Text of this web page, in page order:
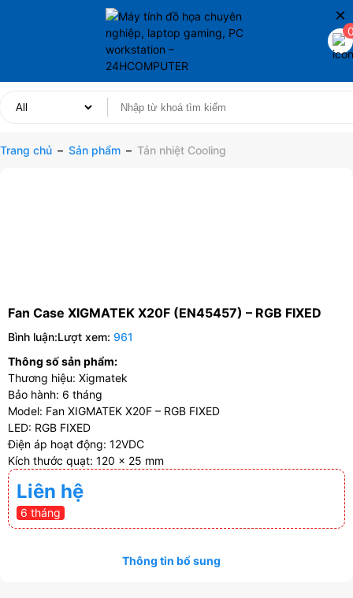
Trang chủ – Sản phẩm – Tản nhiệt Cooling
Fan Case XIGMATEK X20F (EN45457) – RGB FIXED
Bình luận:Lượt xem: 961
Thông số sản phẩm:
Thương hiệu: Xigmatek
Bảo hành: 6 tháng
Model: Fan XIGMATEK X20F – RGB FIXED
LED: RGB FIXED
Điện áp hoạt động: 12VDC
Kích thước quạt: 120 x 25 mm
Liên hệ
6 tháng
Thông tin bổ sung
×